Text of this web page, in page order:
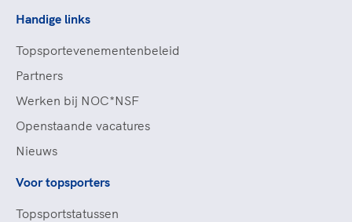
Handige links
Topsportevenementenbeleid
Partners
Werken bij NOC*NSF
Openstaande vacatures
Nieuws
Voor topsporters
Topsportstatussen